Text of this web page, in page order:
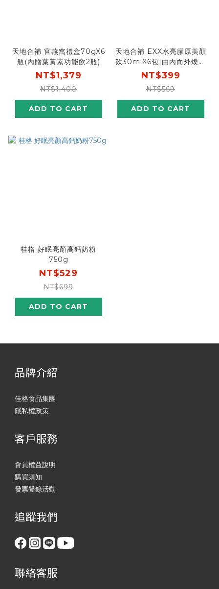
天地合補 官燕窩禮盒70gX6
瓶(內贈葉黃素功能飲2瓶)
NT$1,379
NT$1,400
ADD TO CART
天地合補 EXX水亮膠原美顏
飲30mlX6包|由內而外煥發
自然美顏力
NT$399
NT$569
ADD TO CART
桂格 好眠亮顏高鈣奶粉
750g
NT$529
NT$699
ADD TO CART
品牌介紹
佳格食品集團
隱私權政策
客戶服務
會員權益說明
購買須知
發票登錄活動
追蹤我們
聯絡客服